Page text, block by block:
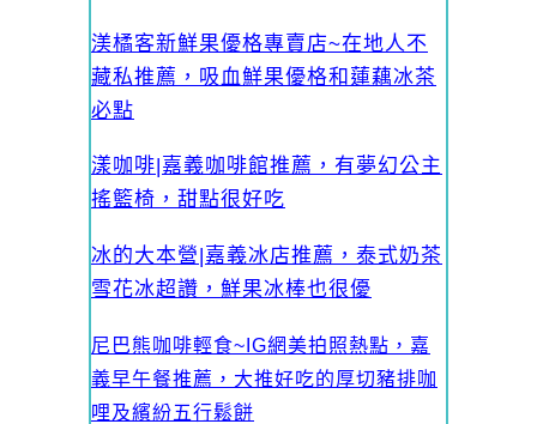
渼橘客新鮮果優格專賣店~在地人不
藏私推薦，吸血鮮果優格和蓮藕冰茶
必點
漾咖啡|嘉義咖啡館推薦，有夢幻公主
搖籃椅，甜點很好吃
冰的大本營|嘉義冰店推薦，泰式奶茶
雪花冰超讚，鮮果冰棒也很優
尼巴熊咖啡輕食~IG網美拍照熱點，嘉
義早午餐推薦，大推好吃的厚切豬排咖
哩及繽紛五行鬆餅